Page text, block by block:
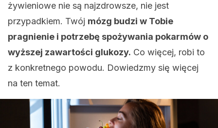
żywieniowe nie są najzdrowsze, nie jest
przypadkiem. Twój mózg budzi w Tobie
pragnienie i potrzebę spożywania pokarmów o
wyższej zawartości glukozy. Co więcej, robi to
z konkretnego powodu. Dowiedzmy się więcej
na ten temat.